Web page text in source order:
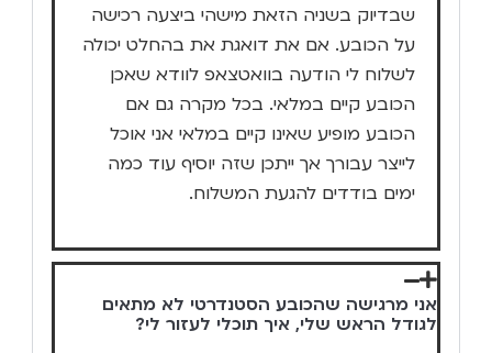
שבדיוק בשניה הזאת מישהי ביצעה רכישה
על הכובע. אם את דואגת את בהחלט יכולה
לשלוח לי הודעה בוואטצאפ לוודא שאכן
הכובע קיים במלאי. בכל מקרה גם אם
הכובע מופיע שאינו קיים במלאי אני אוכל
לייצר עבורך אך ייתכן שזה יוסיף עוד כמה
ימים בודדים להגעת המשלוח.
אני מרגישה שהכובע הסטנדרטי לא מתאים
לגודל הראש שלי, איך תוכלי לעזור לי?